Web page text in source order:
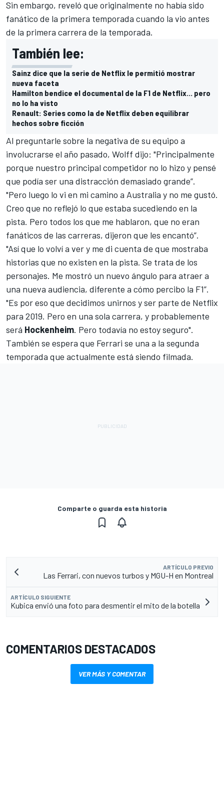
Sin embargo, reveló que originalmente no había sido
fanático de la primera temporada cuando la vio antes
de la primera carrera de la temporada.
También lee:
Sainz dice que la serie de Netflix le permitió mostrar
nueva faceta
Hamilton bendice el documental de la F1 de Netflix... pero
no lo ha visto
Renault: Series como la de Netflix deben equilibrar
hechos sobre ficción
Al preguntarle sobre la negativa de su equipo a
involucrarse el año pasado, Wolff dijo: "Principalmente
porque nuestro principal competidor no lo hizo y pensé
que podía ser una distracción demasiado grande”.
"Pero luego lo vi en mi camino a Australia y no me gustó.
Creo que no reflejó lo que estaba sucediendo en la
pista. Pero todos los que me hablaron, que no eran
fanáticos de las carreras, dijeron que les encantó”.
"Así que lo volví a ver y me di cuenta de que mostraba
historias que no existen en la pista. Se trata de los
personajes. Me mostró un nuevo ángulo para atraer a
una nueva audiencia, diferente a cómo percibo la F1”.
"Es por eso que decidimos unirnos y ser parte de Netflix
para 2019. Pero en una sola carrera, y probablemente
será Hockenheim. Pero todavía no estoy seguro".
También se espera que Ferrari se una a la segunda
temporada que actualmente está siendo filmada.
Comparte o guarda esta historia
ARTÍCULO PREVIO
Las Ferrari, con nuevos turbos y MGU-H en Montreal
ARTÍCULO SIGUIENTE
Kubica envió una foto para desmentir el mito de la botella
COMENTARIOS DESTACADOS
VER MÁS Y COMENTAR